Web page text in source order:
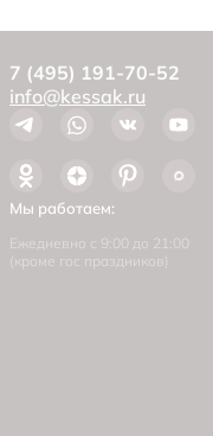
7 (495) 191-70-52
Мы работаем:
Ежедневно с 9:00 до 21:00
(кроме гос праздников)
info@kessak.ru